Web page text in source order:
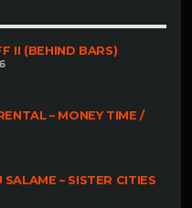
II (BEHIND BARS)
– MONEY TIME /
– SISTER CITIES